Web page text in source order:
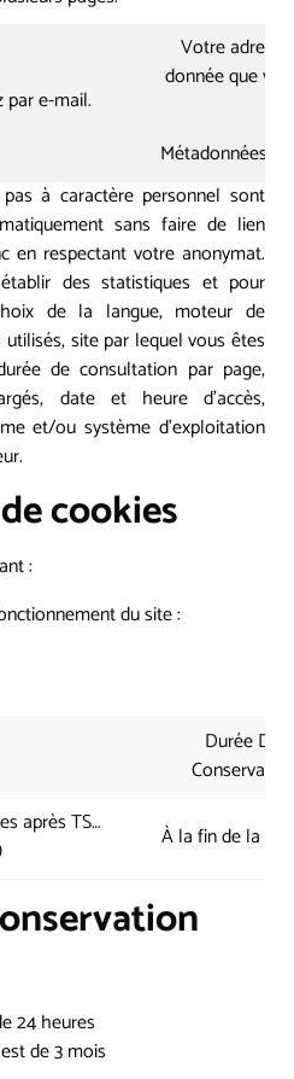
e-mail.
Votre
donnée que
Métadonnées
à caractère personnel sont
sans faire de lien
en respectant votre anonymat.
des statistiques et pour
de la langue, moteur de
site par lequel vous êtes
de consultation par page,
date et heure d'accès,
et/ou système d'exploitation
cookies
:
du site :
Durée De
Conservation
après TS…
À la fin de la
24 heures
de 3 mois